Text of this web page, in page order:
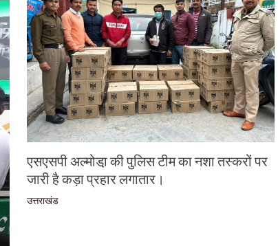
एसएसपी अल्मोडा़ की पुलिस टीम का नशा तस्करों पर
जारी है कड़ा प्रहार लगातार।
उत्तराखंड